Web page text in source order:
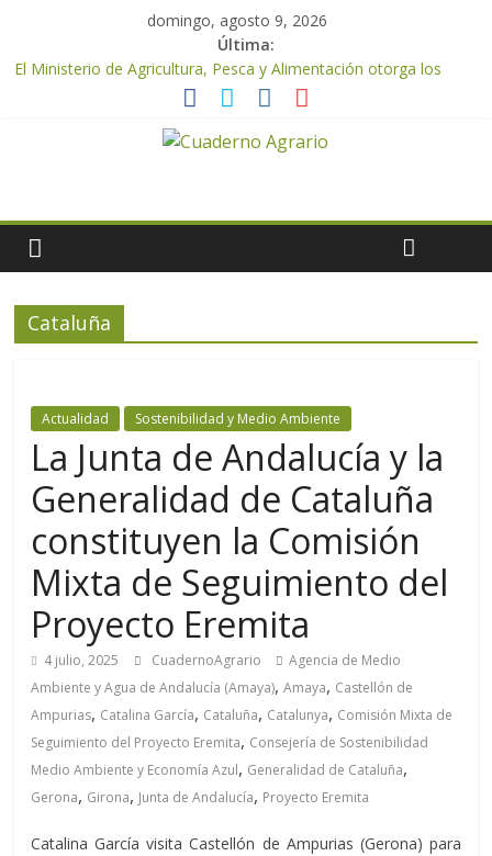
domingo, agosto 9, 2026
Última:
El Ministerio de Agricultura, Pesca y Alimentación otorga los
premios Alimentos de España a los mejores quesos 2026
desplome de la demanda, que obligará a muchos viticultores a
seguridad y la transparencia del sector
ASAJA Almería: las primeras recolecciones de almendra
meteorológicas y la incertidumbre en los precios
El Ministerio de Agricultura, Pesca y Alimentación autoriza el
Cataluña
Actualidad Sostenibilidad y Medio Ambiente
La Junta de Andalucía y la
Generalidad de Cataluña
constituyen la Comisión
Mixta de Seguimiento del
Proyecto Eremita
4 julio, 2025 CuadernoAgrario
Agencia de Medio
Ambiente y Agua de Andalucía (Amaya),Amaya, Castellón de
Ampurias, Catalina García, Cataluña, Catalunya, Comisión Mixta de
Seguimiento del Proyecto Eremita, Consejería de Sostenibilidad
Medio Ambiente y Economía Azul, Generalidad de Cataluña,
Gerona, Girona, Junta de Andalucía, Proyecto Eremita
Catalina García visita Castellón de Ampurias (Gerona) para